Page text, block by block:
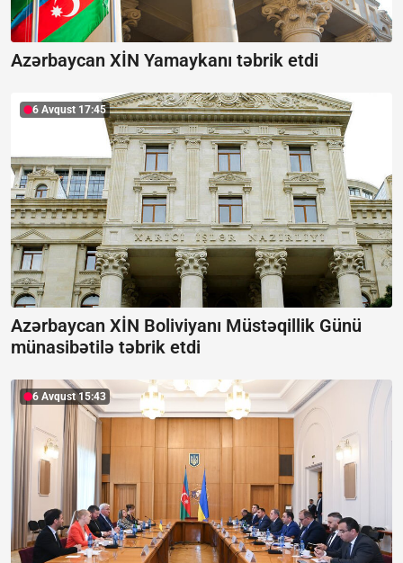
Azərbaycan XİN Yamaykanı təbrik etdi
6 Avqust 17:45
Azərbaycan XİN Boliviyanı Müstəqillik Günü
münasibətilə təbrik etdi
6 Avqust 15:43